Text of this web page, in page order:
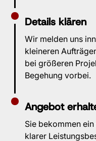
Details klären
Wir melden uns
kleineren
bei größeren
Begehung vorbei.
Angebot
Sie bekommen
klarer